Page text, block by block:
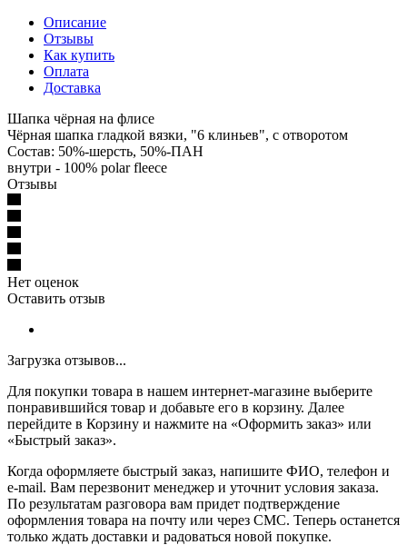
Описание
Отзывы
Как купить
Оплата
Доставка
Шапка чёрная на флисе
Чёрная шапка гладкой вязки, "6 клиньев", с отворотом
Состав: 50%-шерсть, 50%-ПАН
внутри - 100% polar fleece
Отзывы
Нет оценок
Оставить отзыв
Загрузка отзывов...
Для покупки товара в нашем интернет-магазине выберите
понравившийся товар и добавьте его в корзину. Далее
перейдите в Корзину и нажмите на «Оформить заказ» или
«Быстрый заказ».
Когда оформляете быстрый заказ, напишите ФИО, телефон и
e-mail. Вам перезвонит менеджер и уточнит условия заказа.
По результатам разговора вам придет подтверждение
оформления товара на почту или через СМС. Теперь останется
только ждать доставки и радоваться новой покупке.